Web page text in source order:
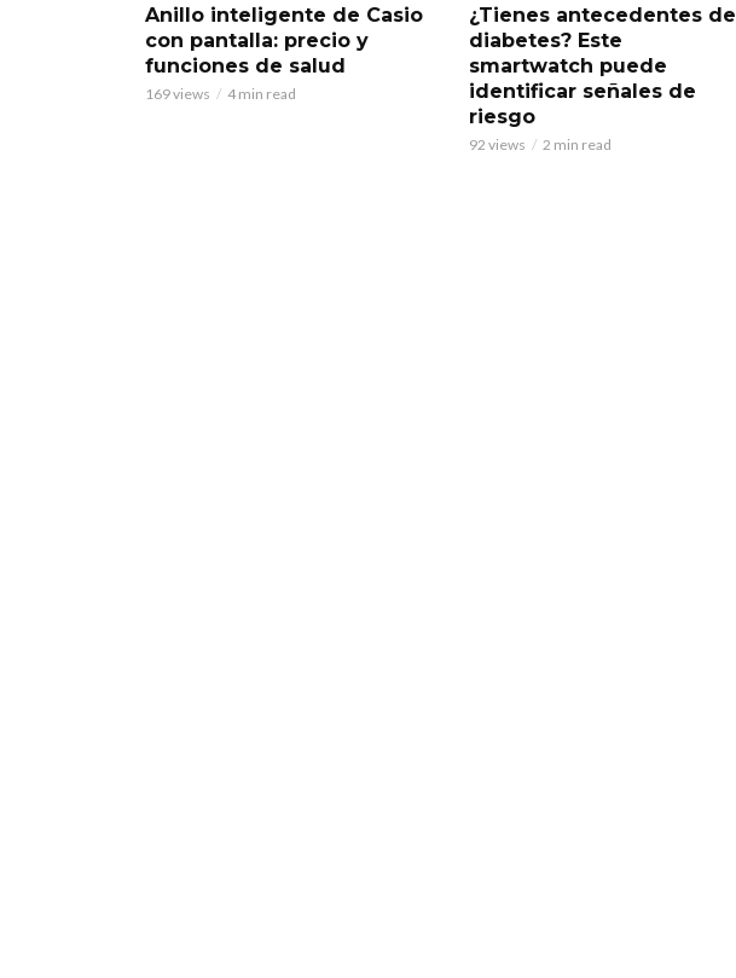
Anillo inteligente de Casio
con pantalla: precio y
funciones de salud
169 views 4 min read
¿Tienes antecedentes de
diabetes? Este
smartwatch puede
identificar señales de
riesgo
92 views 2 min read